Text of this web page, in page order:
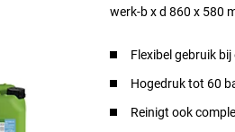
werk-b x d 860 x 580
Flexibel gebruik
Hogedruk tot 60
Reinigt ook